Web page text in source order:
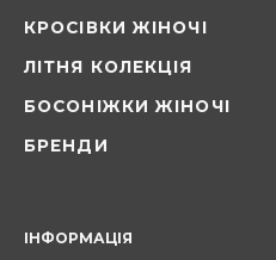
КРОСІВКИ ЖІНОЧІ
ЛІТНЯ КОЛЕКЦІЯ
БОСОНІЖКИ ЖІНОЧІ
БРЕНДИ
ІНФОРМАЦІЯ